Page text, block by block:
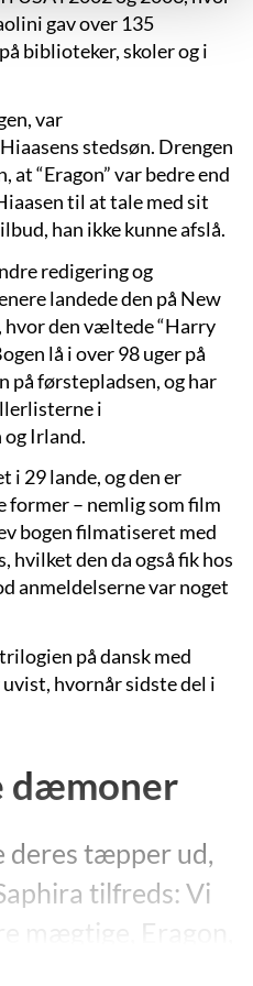
gav over 135
biblioteker, skoler og i
var
stedsøn. Drengen
“Eragon” var bedre end
til at tale med sit
han ikke kunne afslå.
redigering og
landede den på New
den væltede “Harry
lå i over 98 uger på
på førstepladsen, og har
i
Irland.
i 29 lande, og den er
former – nemlig som film
bogen filmatiseret med
hvilket den da også fik hos
anmeldelserne var noget
på dansk med
hvornår sidste del i
dæmoner
deres tæpper ud,
tilfreds: Vi
mægtige, Eragon,